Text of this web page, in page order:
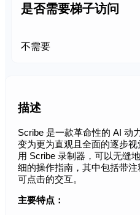
是否需要梯子访问
不需要
描述
Scribe 是一款革命性的 AI 动
变为更为直观且全面的逐步
用 Scribe 录制器，可以无缝
细的操作指南，其中包括带
可点击的交互。
主要特点：